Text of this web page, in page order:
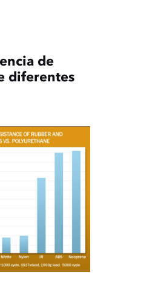
de
diferentes